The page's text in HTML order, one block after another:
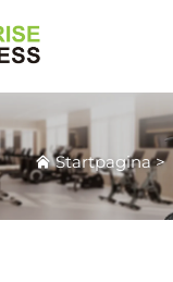
Startpagina>